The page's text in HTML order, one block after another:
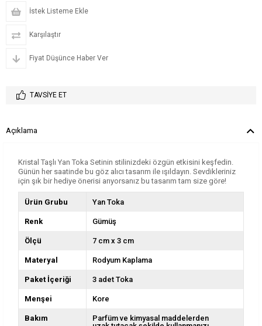
İstek Listeme Ekle
Karşılaştır
Fiyat Düşünce Haber Ver
TAVSIYE ET
Açıklama
Kristal Taşlı Yan Toka Setinin stilinizdeki özgün etkisini keşfedin.
Günün her saatinde bu göz alıcı tasarım ile ışıldayın. Sevdikleriniz
için şık bir hediye önerisi arıyorsanız bu tasarım tam size göre!
Ürün Grubu Yan Toka
Renk Gümüş
Ölçü 7 cm x 3 cm
Materyal Rodyum Kaplama
Paket İçeriği 3 adet Toka
Menşei Kore
Bakım
Parfüm ve kimyasal maddelerden